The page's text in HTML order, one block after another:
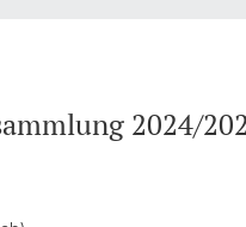
2024/